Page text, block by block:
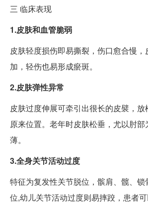
三 临床表现
1.皮肤和血管脆弱
皮肤轻度损伤即易撕裂，伤口愈合慢
加，轻伤也易形成瘀斑。
2.皮肤弹性异常
皮肤过度伸展可牵引出很长的皮襞，
原来位置。老年时皮肤松垂，尤以肘
薄。
3.全身关节活动过度
特征为复发性关节脱位，髌肩、髋、
位,幼儿关节活动过度则易摔跤，患者